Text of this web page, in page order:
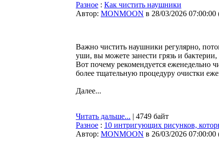
Разное : Как чистить наушники
Автор: MONMOON в 28/03/2026 07:00:00
Важно чистить наушники регулярно,
уши, вы можете занести грязь и
Вот почему рекомендуется еженедельно
более тщательную процедуру очистки
Далее...
Читать дальше... | 4749 байт
Разное : 10 интригующих рисунков,
Автор: MONMOON в 26/03/2026 07:00:00